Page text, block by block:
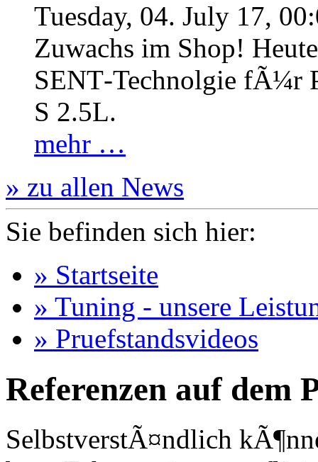
Tuesday, 04. July 17,
Zuwachs im Shop!
SENT‐Technolgie fÃ¼r
S 2.5L.
mehr …
» zu allen News
Sie befinden sich hier:
» Startseite
» Tuning - unsere
» Pruefstandsvideos
Referenzen auf dem
SelbstverstÃ¤ndlich